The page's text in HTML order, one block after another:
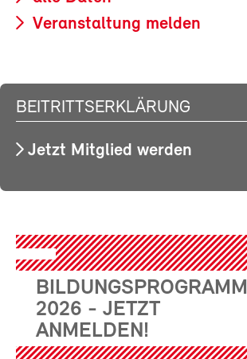
Veranstaltung melden
BEITRITTSERKLÄRUNG
Jetzt Mitglied werden
BILDUNGSPROGRAMM
2026 - JETZT
ANMELDEN!